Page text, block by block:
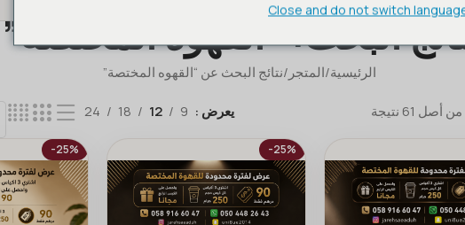
البحث: “القهوه المختصة”
الرئيسية المتجر نتائج البحث عن “القهوه المختصة”
يعرض 9
12
18
24
-25%
-25%
Close and do not switch